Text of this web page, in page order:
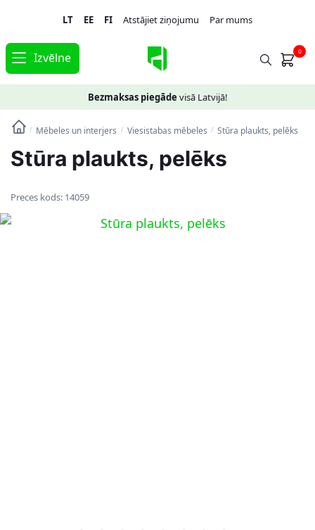
navigation
content
LT EE FI Atstājiet ziņojumu Par mums
Izvēlne 0
Bezmaksas piegāde visā Latvijā!
/ Mēbeles un interjers / Viesistabas mēbeles / Stūra plaukts, pelēks
Stūra plaukts, pelēks
Preces kods: 14059